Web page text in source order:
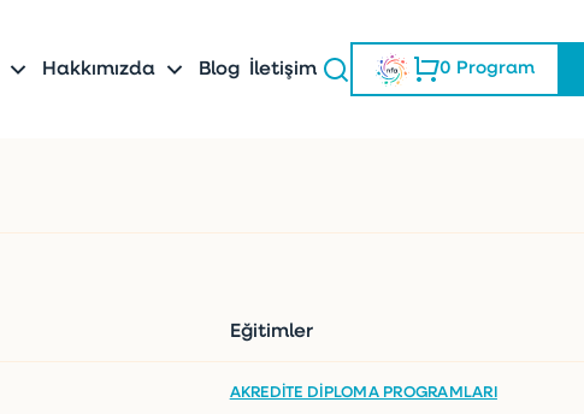
Hakkımızda Blog İletişim 0 Program
Eğitimler
AKREDITE DIPLOMA PROGRAMLARI